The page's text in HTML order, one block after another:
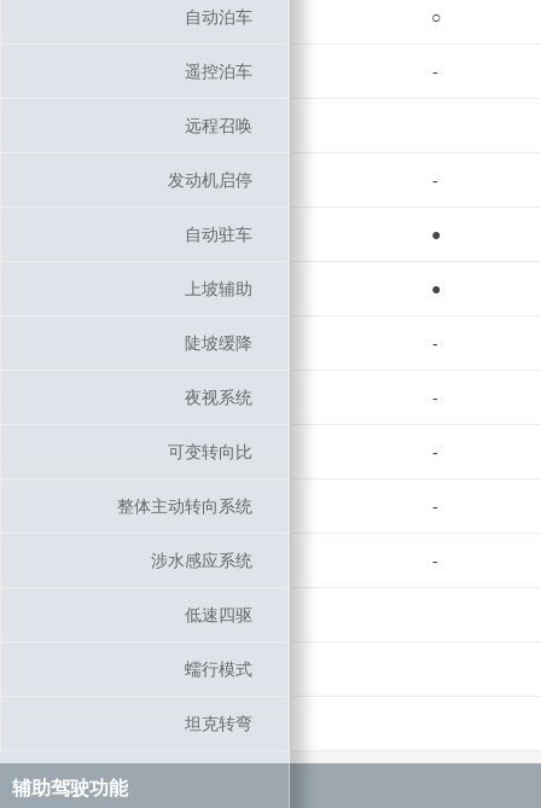
自动泊车 ○
遥控泊车 -
远程召唤
发动机启停 -
自动驻车 ●
上坡辅助 ●
陡坡缓降 -
夜视系统 -
可变转向比 -
整体主动转向系统 -
涉水感应系统 -
低速四驱
蠕行模式
坦克转弯
辅助驾驶功能
自动泊车
遥控泊车
远程召唤
发动机启停
自动驻车
上坡辅助
陡坡缓降
夜视系统
可变转向比
整体主动转向系统
涉水感应系统
低速四驱
蠕行模式
坦克转弯
辅助驾驶功能